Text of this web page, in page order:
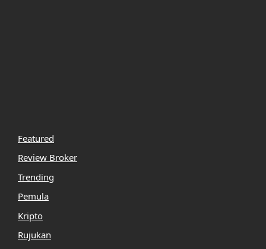
Featured
Review Broker
Trending
Pemula
Kripto
Rujukan